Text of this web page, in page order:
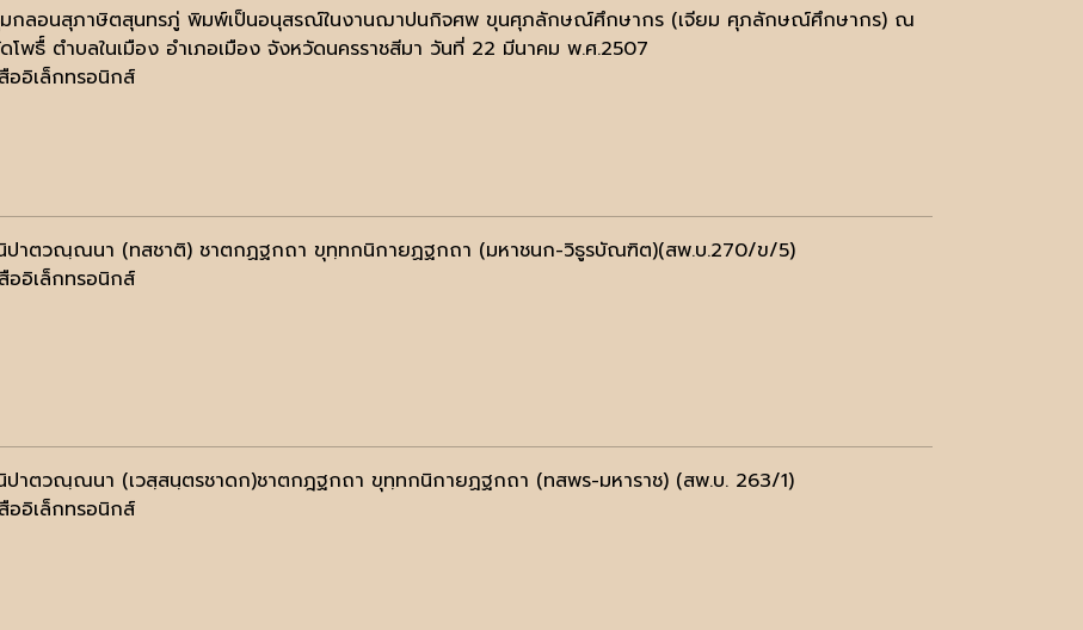
มกลอนสุภาษิตสุนทรภู่ พิมพ์เป็นอนุสรณ์ในงานฌาปนกิจศพ ขุนศุภลักษณ์ศึกษากร (เจียม ศุภลักษณ์ศึกษากร) ณ
ดโพธื์ ตำบลในเมือง อำเภอเมือง จังหวัดนครราชสีมา วันที่ 22 มีนาคม พ.ศ.2507
ออิเล็กทรอนิกส์
ปาตวณฺณนา (ทสชาติ) ชาตกฏฐกถา ขุทฺทกนิกายฏฐกถา (มหาชนก-วิธูรบัณฑิต)(สพ.บ.270/ข/5)
ออิเล็กทรอนิกส์
ปาตวณฺณนา (เวสฺสนฺตรชาดก)ชาตกฎฐกถา ขุทฺทกนิกายฏฐกถา (ทสพร-มหาราช) (สพ.บ. 263/1)
ออิเล็กทรอนิกส์